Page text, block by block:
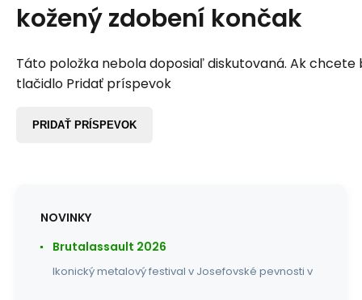
kožený zdobení končak
Táto položka nebola doposiaľ diskutovaná. Ak chcete
tlačidlo Pridať príspevok
PRIDAŤ PRÍSPEVOK
NOVINKY
Brutalassault 2026
Ikonický metalový festival v Josefovské pevnosti v